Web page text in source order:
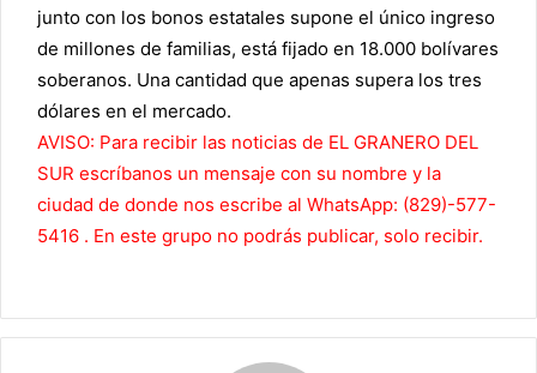
junto con los bonos estatales supone el único ingreso
de millones de familias, está fijado en 18.000 bolívares
soberanos. Una cantidad que apenas supera los tres
dólares en el mercado.
AVISO: Para recibir las noticias de EL GRANERO DEL
SUR escríbanos un mensaje con su nombre y la
ciudad de donde nos escribe al WhatsApp: (829)-577-
5416 . En este grupo no podrás publicar, solo recibir.